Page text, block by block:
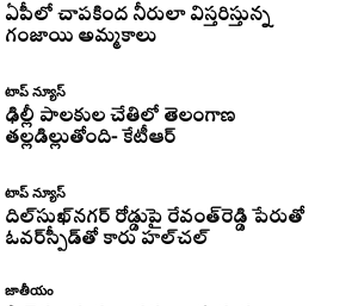
ఏపీలో చాపకింద నీరులా విస్తరిస్తున్న
గంజాయి అమ్మకాలు
టాప్ న్యూస్
ఢిల్లీ పాలకుల చేతిలో తెలంగాణ
తల్లడిల్లుతోంది- కేటీఆర్
టాప్ న్యూస్
దిల్‌సుఖ్‌నగర్‌ రోడ్డుపై రేవంత్‌రెడ్డి పేరుతో
ఓవర్‌స్పీడ్‌తో కారు హల్‌చల్‌
జాతీయం